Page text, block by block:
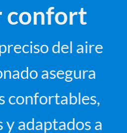
confort
del aire
asegura
confortables,
y adaptados a